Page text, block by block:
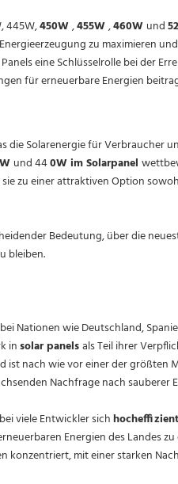
445W,450W,455W,460W und52
zu maximieren
eine Schlüsselrolle bei der
für erneuerbare Energien
die Solarenergie für Verbraucher
und 440W im Solarpanel
zu einer attraktiven Option
Bedeutung, über die
bleiben.
Nationen wie Deutschland,
insolar panelsals Teil ihrer
ist nach wie vor einer der größten
Nachfrage nach sauberer
viele Entwickler sich
Energien des Landes
konzentriert, mit einer starken